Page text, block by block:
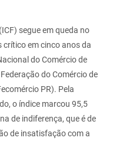
segue em queda no
crítico em cinco anos da
do Comércio de
do Comércio de
PR). Pela
o índice marcou 95,5
de indiferença, que é de
de insatisfação com a